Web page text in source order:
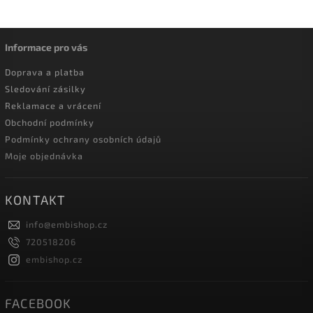
Informace pro vás
Doprava a platba
Sledování zásilky
Reklamace a vrácení
Obchodní podmínky
Podmínky ochrany osobních údajů
Moje objednávka
KONTAKT
info@embishop.cz
720518206
embishop.cz
FACEBOOK